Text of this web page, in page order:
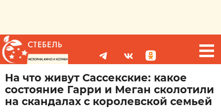
На что живут Сассекские: какое
состояние Гарри и Меган сколотили
на скандалах с королевской семьей